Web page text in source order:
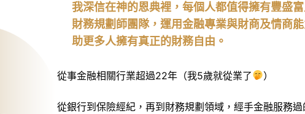
我深信在神的恩典裡，每個人都值得擁有豐盛
財務規劃師團隊，運用金融專業與財商及情商
助更多人擁有真正的財務自由。
從事金融相關行業超過22年（我5歲就從業了 ）
從銀行到保險經紀，再到財務規劃領域，經手金融服務